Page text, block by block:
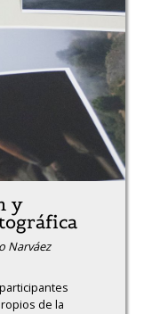
y
Narváez
de la